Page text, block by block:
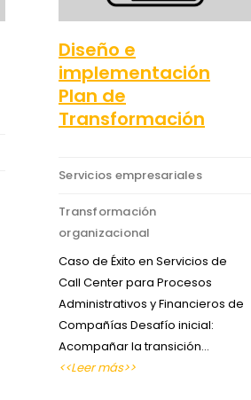
Diseño e
implementación
Plan de
Transformación
Servicios empresariales
Transformación
organizacional
Caso de Éxito en Servicios de
Call Center para Procesos
Administrativos y Financieros de
Compañías Desafío inicial:
Acompañar la transición…
<<Leer más>>